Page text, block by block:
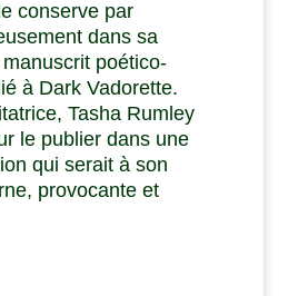
conserve par
dans sa
poético-
à Dark Vadorette.
Tasha Rumley
le publier dans une
qui serait à son
provocante et